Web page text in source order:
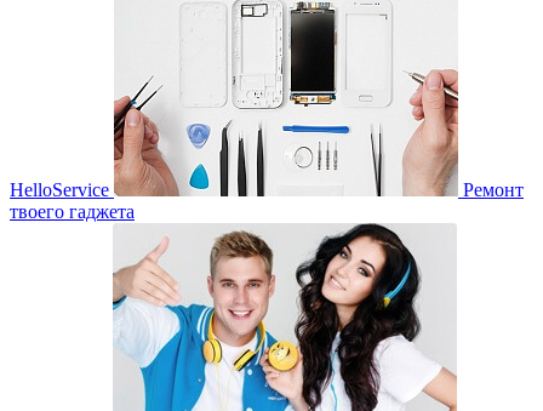
HelloService
Ремонт
твоего гаджета